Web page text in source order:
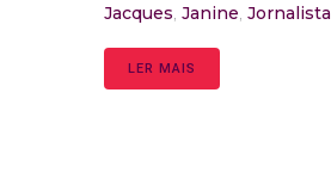
Jacques Janine Jornalista
LER MAIS